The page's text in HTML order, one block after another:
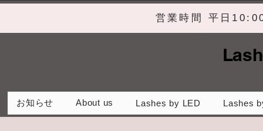
営業時間 平日
お知らせ About us Lashes by LED Lashes